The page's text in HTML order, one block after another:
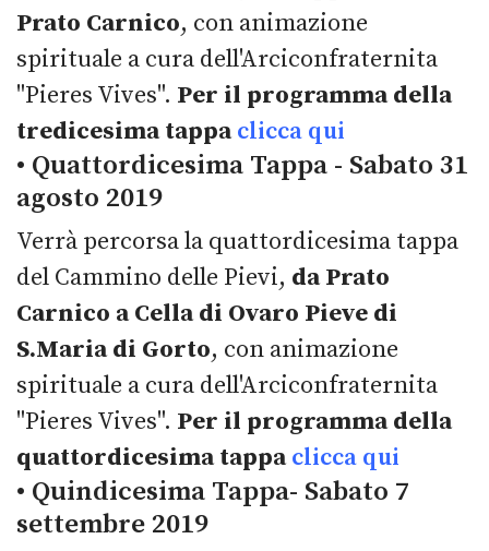
Prato Carnico, con animazione
spirituale a cura dell'Arciconfraternita
"Pieres Vives". Per il programma della
tredicesima tappaclicca qui
• Quattordicesima Tappa - Sabato 31
agosto 2019
Verrà percorsa la quattordicesima tappa
del Cammino delle Pievi, da Prato
Carnico a Cella di Ovaro Pieve di
S.Maria di Gorto, con animazione
spirituale a cura dell'Arciconfraternita
"Pieres Vives". Per il programma della
quattordicesima tappaclicca qui
• Quindicesima Tappa- Sabato 7
settembre 2019